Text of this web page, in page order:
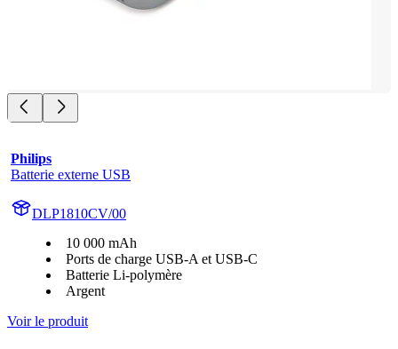
Philips
Batterie externe USB
DLP1810CV/00
10 000 mAh
Ports de charge USB-A et USB-C
Batterie Li-polymère
Argent
Voir le produit